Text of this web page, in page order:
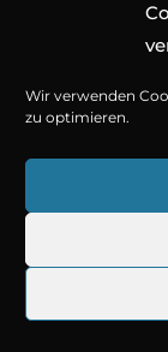
Wir verwenden
zu optimieren.
Folge
Hörspiel von
©